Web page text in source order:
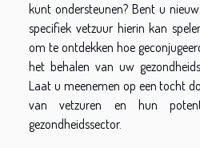
kunt ondersteunen? Bent u
specifiek vetzuur hierin kan
om te ontdekken hoe
het behalen van uw
Laat u meenemen op een tocht
van vetzuren en hun
gezondheidssector.